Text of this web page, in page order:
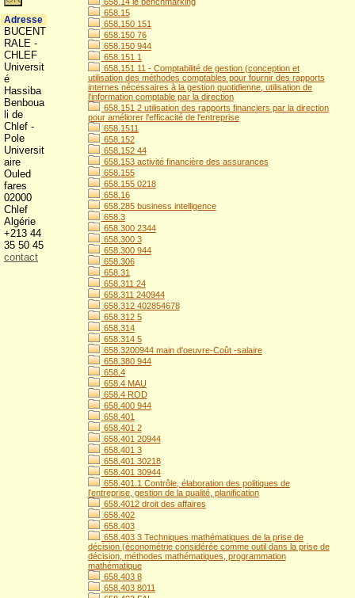
658.15
658.150 151
658.150 76
658.150 944
658.151 1
658.151 11 - Comptabilité de gestion (conception et
utilisation des méthodes comptables pour fournir des rapports
internes nécessaires à la gestion quotidienne, utilisation de
l'information comptable par la direction
658.151 2 utilisation des rapports financiers par la direction
pour améliorer l'efficacité de l'entreprise
658.1511
658.152
658.152 44
658.153 activité financière des assurances
658.155
658.155 0218
658.16
658.285 business intelligence
658.3
658.300 2344
658.300 3
658.300 944
658.306
658.31
658.311 24
658.311 240944
658.312 402854678
658.312 5
658.314
658.314 5
658.3200944 main d'oeuvre-Coût -salaire
658.380 944
658.4
658.4 MAU
658.4 ROD
658.400 944
658.401
658.401 2
658.401 20944
658.401 3
658.401 30218
658.401 30944
658.401.1 Contrôle, élaboration des politiques de
l'entreprise, gestion de la qualité, planification
658.4012 droit des affaires
658.402
658.403
658.403 3 Techniques mathématiques de la prise de
décision (économétrie considérée comme outil dans la prise de
décision, méthodes mathématiques, programmation
mathématique
658.403 8
658.403 8011
Adresse
BUCENT
RALE -
CHLEF
Universit
é
Hassiba
Benboua
li de
Chlef -
Pole
Universit
aire
Ouled
fares
02000
Chlef
Algérie
+213 44
35 50 45
contact